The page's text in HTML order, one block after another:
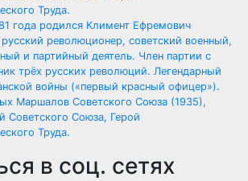
года родился Климент Ефремович
революционер, советский военный,
и партийный деятель. Член партии с
трёх русских революций. Легендарный
войны («первый красный офицер»).
Маршалов Советского Союза (1935),
Советского Союза, Герой
Труда.
в соц. сетях